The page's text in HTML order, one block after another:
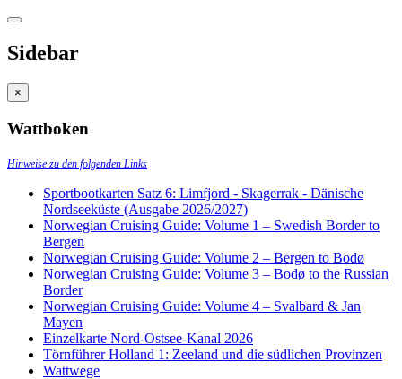
Sidebar
×
Wattboken
Hinweise zu den folgenden Links
Sportbootkarten Satz 6: Limfjord - Skagerrak - Dänische
Nordseeküste (Ausgabe 2026/2027)
Norwegian Cruising Guide: Volume 1 – Swedish Border to
Bergen
Norwegian Cruising Guide: Volume 2 – Bergen to Bodø
Norwegian Cruising Guide: Volume 3 – Bodø to the Russian
Border
Norwegian Cruising Guide: Volume 4 – Svalbard & Jan
Mayen
Einzelkarte Nord-Ostsee-Kanal 2026
Törnführer Holland 1: Zeeland und die südlichen Provinzen
Wattwege